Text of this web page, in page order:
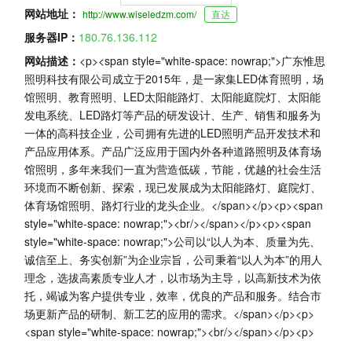
网站地址： http://www.wiseledzm.com/ 直达
服务器IP： 180.76.136.112
网站描述： <p><span style="white-space: nowrap;">广东惟思
照明科技有限公司成立于2015年，是一家集LED体育照明，场
馆照明、教育照明、LED太阳能路灯、太阳能庭院灯、太阳能
发电系统、LED路灯等产品的研发设计、生产、销售和服务为
一体的高科技企业，公司拥有先进的LED照明产品开发技术和
产品应用体系。产品广泛应用于国内外各种道路照明及体育场
馆照明，多年来我们一直为营造低碳，节能，优越的社会生活
环境而不断创新、探索，现已发展成为太阳能路灯、庭院灯、
体育场馆照明、路灯行业的龙头企业。</span></p><p><span
style="white-space: nowrap;"><br/></span></p><p><span
style="white-space: nowrap;">公司以“以人为本、质量为先、
诚信至上、务实创新”为企业宗旨，公司秉着“以人为本”的用人
理念，选拔高素质专业人才，以市场为主导，以高新技术为依
托，竭诚为客户提供专业，效率，优良的产品和服务。结合市
场更新产品的研制、新工艺的应用的需求。</span></p><p>
<span style="white-space: nowrap;"><br/></span></p><p>